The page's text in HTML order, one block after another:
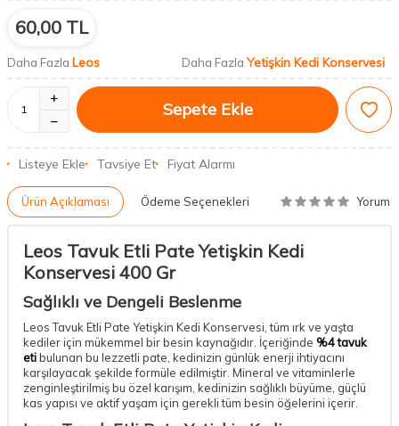
60,00 TL
Daha Fazla Leos Daha Fazla Yetişkin Kedi Konservesi
Sepete Ekle
Listeye Ekle Tavsiye Et Fiyat Alarmı
Ürün Açıklaması Ödeme Seçenekleri Yorum
Leos Tavuk Etli Pate Yetişkin Kedi
Konservesi 400 Gr
Sağlıklı ve Dengeli Beslenme
Leos Tavuk Etli Pate Yetişkin Kedi Konservesi, tüm ırk ve yaşta
kediler için mükemmel bir besin kaynağıdır. İçeriğinde %4 tavuk
etibulunan bu lezzetli pate, kedinizin günlük enerji ihtiyacını
karşılayacak şekilde formüle edilmiştir. Mineral ve vitaminlerle
zenginleştirilmiş bu özel karışım, kedinizin sağlıklı büyüme, güçlü
kas yapısı ve aktif yaşam için gerekli tüm besin öğelerini içerir.